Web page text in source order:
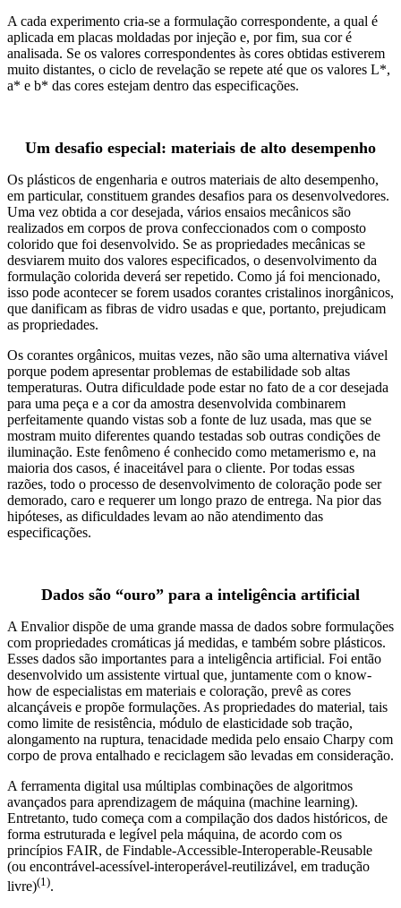
A cada experimento cria-se a formulação correspondente, a qual é
aplicada em placas moldadas por injeção e, por fim, sua cor é
analisada. Se os valores correspondentes às cores obtidas estiverem
muito distantes, o ciclo de revelação se repete até que os valores L*,
a* e b* das cores estejam dentro das especificações.
Um desafio especial: materiais de alto desempenho
Os plásticos de engenharia e outros materiais de alto desempenho,
em particular, constituem grandes desafios para os desenvolvedores.
Uma vez obtida a cor desejada, vários ensaios mecânicos são
realizados em corpos de prova confeccionados com o composto
colorido que foi desenvolvido. Se as propriedades mecânicas se
desviarem muito dos valores especificados, o desenvolvimento da
formulação colorida deverá ser repetido. Como já foi mencionado,
isso pode acontecer se forem usados corantes cristalinos inorgânicos,
que danificam as fibras de vidro usadas e que, portanto, prejudicam
as propriedades.
Os corantes orgânicos, muitas vezes, não são uma alternativa viável
porque podem apresentar problemas de estabilidade sob altas
temperaturas. Outra dificuldade pode estar no fato de a cor desejada
para uma peça e a cor da amostra desenvolvida combinarem
perfeitamente quando vistas sob a fonte de luz usada, mas que se
mostram muito diferentes quando testadas sob outras condições de
iluminação. Este fenômeno é conhecido como metamerismo e, na
maioria dos casos, é inaceitável para o cliente. Por todas essas
razões, todo o processo de desenvolvimento de coloração pode ser
demorado, caro e requerer um longo prazo de entrega. Na pior das
hipóteses, as dificuldades levam ao não atendimento das
especificações.
Dados são “ouro” para a inteligência artificial
A Envalior dispõe de uma grande massa de dados sobre formulações
com propriedades cromáticas já medidas, e também sobre plásticos.
Esses dados são importantes para a inteligência artificial. Foi então
desenvolvido um assistente virtual que, juntamente com o know-
how de especialistas em materiais e coloração, prevê as cores
alcançáveis e propõe formulações. As propriedades do material, tais
como limite de resistência, módulo de elasticidade sob tração,
alongamento na ruptura, tenacidade medida pelo ensaio Charpy com
corpo de prova entalhado e reciclagem são levadas em consideração.
A ferramenta digital usa múltiplas combinações de algoritmos
avançados para aprendizagem de máquina (machine learning).
Entretanto, tudo começa com a compilação dos dados históricos, de
forma estruturada e legível pela máquina, de acordo com os
princípios FAIR, de Findable-Accessible-Interoperable-Reusable
(ou encontrável-acessível-interoperável-reutilizável, em tradução
livre)(1).